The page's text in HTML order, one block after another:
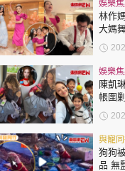
健康生活
飲食旅遊
星島環球 The Standard
娛樂
林作
大媽
回應
娛樂
陳凱
帳圍
位 被
指反
與寵
狗狗
品 無